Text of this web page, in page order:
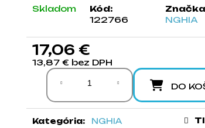
Skladom
Kód:
122766
NGHIA
17,06 €
13,87 € bez DPH
Jednotková cena:
DO
Kategória:
NGHIA